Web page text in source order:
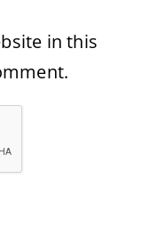
in this